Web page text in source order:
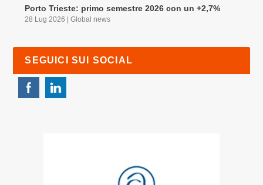
Porto Trieste: primo semestre 2026 con un +2,7%
28 Lug 2026 |Global news
SEGUICI SUI SOCIAL